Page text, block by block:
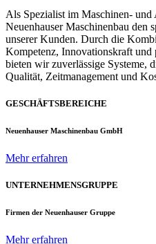
Als Spezialist im Maschinen-
Neuenhauser Maschinenbau den
unserer Kunden. Durch die
Kompetenz, Innovationskraft und
bieten wir zuverlässige Systeme,
Qualität, Zeitmanagement und
GESCHÄFTSBEREICHE
Neuenhauser Maschinenbau GmbH
Mehr erfahren
UNTERNEHMENSGRUPPE
Firmen der Neuenhauser Gruppe
Mehr erfahren